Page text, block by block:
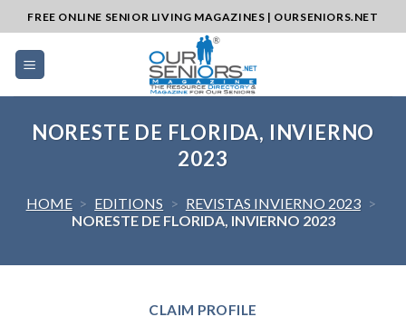
to
content
FREE ONLINE SENIOR LIVING MAGAZINES | OURSENIORS.NET
NORESTE DE FLORIDA, INVIERNO
2023
HOME > EDITIONS > REVISTAS INVIERNO 2023 >
NORESTE DE FLORIDA, INVIERNO 2023
CLAIM PROFILE